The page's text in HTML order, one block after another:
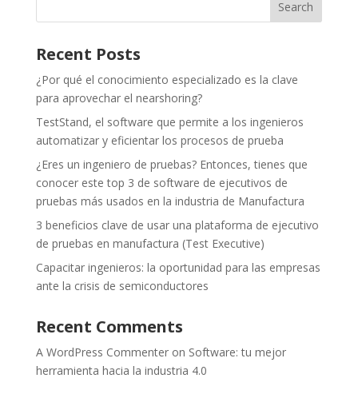
Recent Posts
¿Por qué el conocimiento especializado es la clave
para aprovechar el nearshoring?
TestStand, el software que permite a los ingenieros
automatizar y eficientar los procesos de prueba
¿Eres un ingeniero de pruebas? Entonces, tienes que
conocer este top 3 de software de ejecutivos de
pruebas más usados en la industria de Manufactura
3 beneficios clave de usar una plataforma de ejecutivo
de pruebas en manufactura (Test Executive)
Capacitar ingenieros: la oportunidad para las empresas
ante la crisis de semiconductores
Recent Comments
A WordPress Commenteron Software: tu mejor
herramienta hacia la industria 4.0